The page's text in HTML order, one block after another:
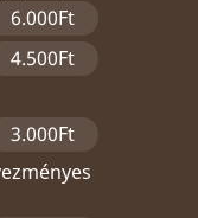
6.000Ft
4.500Ft
3.000Ft